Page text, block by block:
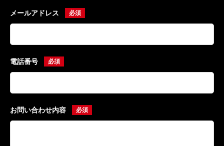
メールアドレス
電話番号
お問い合わせ内容